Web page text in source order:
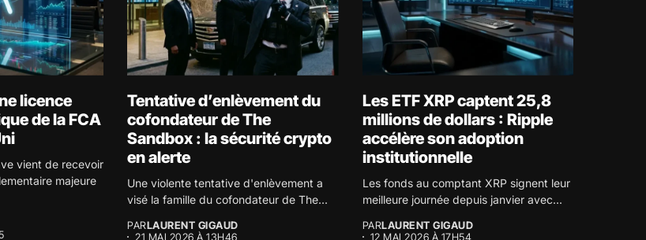
licence
de la FCA
vient de recevoir
majeure
Tentative d’enlèvement du
cofondateur de The
Sandbox : la sécurité crypto
en alerte
Une violente tentative d'enlèvement a
visé la famille du cofondateur de The...
PARLAURENT GIGAUD
21 MAI 2026 À 13H46
Les ETF XRP captent 25,8
millions de dollars : Ripple
accélère son adoption
institutionnelle
Les fonds au comptant XRP signent leur
meilleure journée depuis janvier avec...
PARLAURENT GIGAUD
12 MAI 2026 À 17H54